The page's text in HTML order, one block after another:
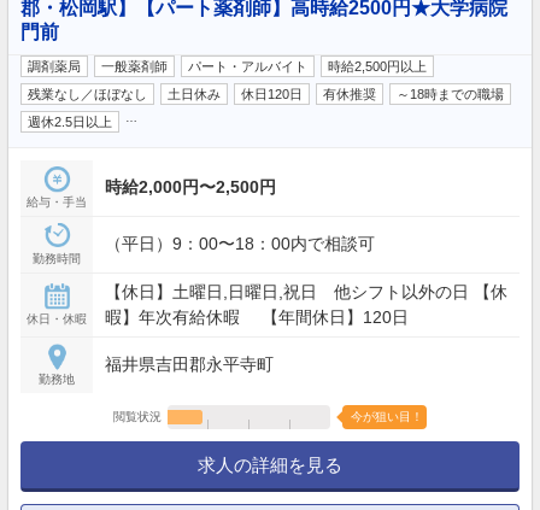
郡・松岡駅】【パート薬剤師】高時給2500円★大学病院
門前
調剤薬局 一般薬剤師 パート・アルバイト
時給2,500円以上
残業なし／ほぼなし
土日休み 休日120日 有休推奨
～18時までの職場
週休2.5日以上
給与・手当
時給2,000円〜2,500円
勤務時間
（平日）9：00〜18：00内で相談可
休日・休暇
【休日】土曜日,日曜日,祝日 他シフト以外の日 【休
暇】年次有給休暇 【年間休日】120日
勤務地
福井県吉田郡永平寺町
閲覧状況 今が狙い目！
求人の詳細を見る